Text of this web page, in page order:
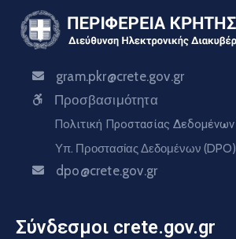
gram.pkr@crete.gov.gr
Προσβασιμότητα
Πολιτική Προστασίας Δεδομένων
Υπ. Προστασίας Δεδομένων (DPO)
dpo@crete.gov.gr
Σύνδεσμοι crete.gov.gr